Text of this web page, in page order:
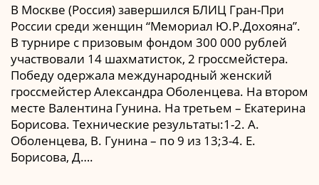
В Москве (Россия) завершился БЛИЦ Гран-При
России среди женщин “Мемориал Ю.Р.Дохояна”.
В турнире с призовым фондом 300 000 рублей
участвовали 14 шахматисток, 2 гроссмейстера.
Победу одержала международный женский
гроссмейстер Александра Оболенцева. На втором
месте Валентина Гунина. На третьем – Екатерина
Борисова. Технические результаты:1-2. А.
Оболенцева, В. Гунина – по 9 из 13;3-4. Е.
Борисова, Д….